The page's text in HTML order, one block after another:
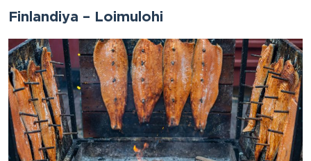
Finlandiya – Loimulohi